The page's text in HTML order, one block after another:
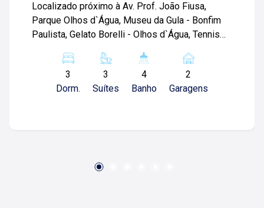
Localizado próximo à Av. Prof. João Fiusa,
Parque Olhos d`Água, Museu da Gula - Bonfim
Paulista, Gelato Borelli - Olhos d`Água, Tennis
Educação Infantil, Ensino Fundamental e Ensino
Médio e diversos comércios. Apartamento
duplex de 118m² com: -03 suítes; -Sala 02
luminotécnico; -Sacada fechada com vidro; -
Ares-condicionados; -Mobiliado; -Adega; -
3
Dorm.
3
Suítes
4
Banho
2
Garagens